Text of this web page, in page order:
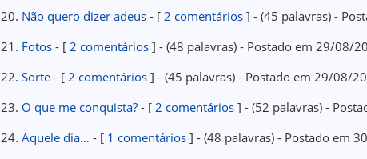
20. Não quero dizer adeus - [2 comentários ] - (45 palavras) -
21. Fotos - [2 comentários ] - (48 palavras) - Postado em 29/08/
22.Sorte - [2 comentários ] - (45 palavras) - Postado em 29/08/
23. O que me conquista? - [2 comentários ] - (52 palavras) -
24.Aquele dia… - [ 1 comentários ] - (48 palavras) - Postado em